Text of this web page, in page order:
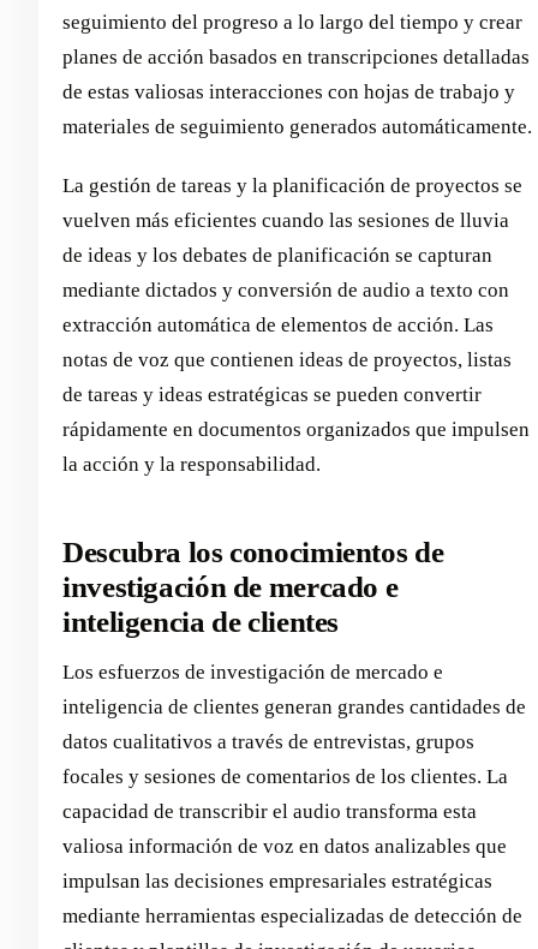
seguimiento del progreso a lo largo del tiempo y crear
planes de acción basados en transcripciones detalladas
de estas valiosas interacciones con hojas de trabajo y
materiales de seguimiento generados automáticamente.
La gestión de tareas y la planificación de proyectos se
vuelven más eficientes cuando las sesiones de lluvia
de ideas y los debates de planificación se capturan
mediante dictados y conversión de audio a texto con
extracción automática de elementos de acción. Las
notas de voz que contienen ideas de proyectos, listas
de tareas y ideas estratégicas se pueden convertir
rápidamente en documentos organizados que impulsen
la acción y la responsabilidad.
Descubra los conocimientos de
investigación de mercado e
inteligencia de clientes
Los esfuerzos de investigación de mercado e
inteligencia de clientes generan grandes cantidades de
datos cualitativos a través de entrevistas, grupos
focales y sesiones de comentarios de los clientes. La
capacidad de transcribir el audio transforma esta
valiosa información de voz en datos analizables que
impulsan las decisiones empresariales estratégicas
mediante herramientas especializadas de detección de